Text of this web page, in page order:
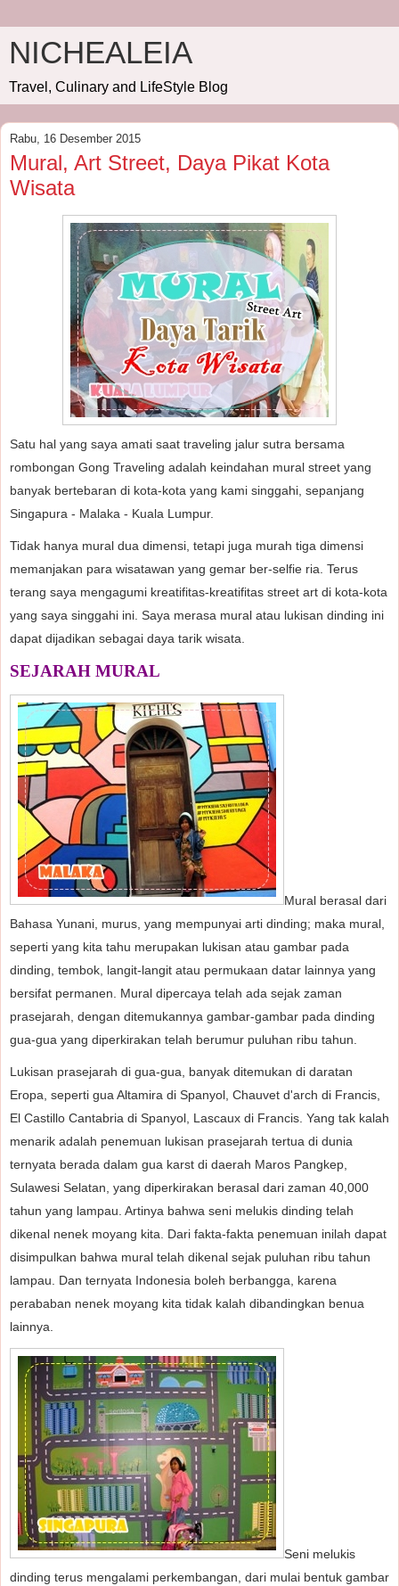
NICHEALEIA
Travel, Culinary and LifeStyle Blog
Rabu, 16 Desember 2015
Mural, Art Street, Daya Pikat Kota
Wisata
Satu hal yang saya amati saat traveling jalur sutra bersama
rombongan Gong Traveling adalah keindahan mural street yang
banyak bertebaran di kota-kota yang kami singgahi, sepanjang
Singapura - Malaka - Kuala Lumpur.
Tidak hanya mural dua dimensi, tetapi juga murah tiga dimensi
memanjakan para wisatawan yang gemar ber-selfie ria. Terus
terang saya mengagumi kreatifitas-kreatifitas street art di kota-kota
yang saya singgahi ini. Saya merasa mural atau lukisan dinding ini
dapat dijadikan sebagai daya tarik wisata.
SEJARAH MURAL
Mural berasal dari
Bahasa Yunani, murus, yang mempunyai arti dinding; maka mural,
seperti yang kita tahu merupakan lukisan atau gambar pada
dinding, tembok, langit-langit atau permukaan datar lainnya yang
bersifat permanen. Mural dipercaya telah ada sejak zaman
prasejarah, dengan ditemukannya gambar-gambar pada dinding
gua-gua yang diperkirakan telah berumur puluhan ribu tahun.
Lukisan prasejarah di gua-gua, banyak ditemukan di daratan
Eropa, seperti gua Altamira di Spanyol, Chauvet d'arch di Francis,
El Castillo Cantabria di Spanyol, Lascaux di Francis. Yang tak kalah
menarik adalah penemuan lukisan prasejarah tertua di dunia
ternyata berada dalam gua karst di daerah Maros Pangkep,
Sulawesi Selatan, yang diperkirakan berasal dari zaman 40,000
tahun yang lampau. Artinya bahwa seni melukis dinding telah
dikenal nenek moyang kita. Dari fakta-fakta penemuan inilah dapat
disimpulkan bahwa mural telah dikenal sejak puluhan ribu tahun
lampau. Dan ternyata Indonesia boleh berbangga, karena
perababan nenek moyang kita tidak kalah dibandingkan benua
lainnya.
Seni melukis
dinding terus mengalami perkembangan, dari mulai bentuk gambar